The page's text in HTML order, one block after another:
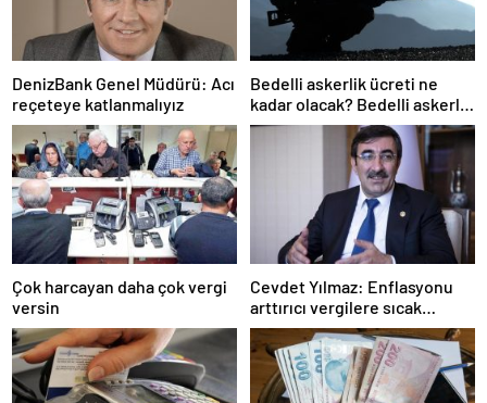
DenizBank Genel Müdürü: Acı
reçeteye katlanmalıyız
Bedelli askerlik ücreti ne
kadar olacak? Bedelli askerlik
ücreti 2024 Temmuz…
Çok harcayan daha çok vergi
versin
Cevdet Yılmaz: Enflasyonu
arttırıcı vergilere sıcak
bakmıyoruz ama…